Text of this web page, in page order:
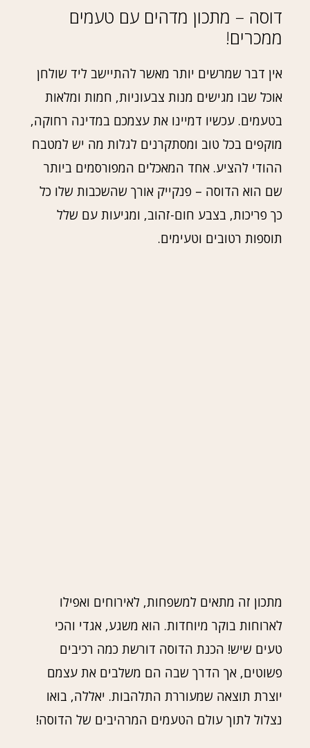
דוסה – מתכון מדהים עם טעמים
ממכרים!
אין דבר שמרשים יותר מאשר להתיישב ליד שולחן
אוכל שבו מגישים מנות צבעוניות, חמות ומלאות
בטעמים. עכשיו דמיינו את עצמכם במדינה רחוקה,
מוקפים בכל טוב ומסתקרנים לגלות מה יש למטבח
ההודי להציע. אחד המאכלים המפורסמים ביותר
שם הוא הדוסה – פנקייק אורך שהשכבות שלו כל
כך פריכות, בצבע חום-זהוב, ומגיעות עם שלל
תוספות רטובים וטעימים.
מתכון זה מתאים למשפחות, לאירוחים ואפילו
לארוחות בוקר מיוחדות. הוא משגע, אגדי והכי
טעים שיש! הכנת הדוסה דורשת כמה רכיבים
פשוטים, אך הדרך שבה הם משלבים את עצמם
יוצרת תוצאה שמעוררת התלהבות. יאללה, בואו
נצלול לתוך עולם הטעמים המרהיבים של הדוסה!